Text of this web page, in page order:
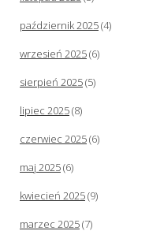
październik 2025(4)
wrzesień 2025(6)
sierpień 2025(5)
lipiec 2025(8)
czerwiec 2025(6)
maj 2025(6)
kwiecień 2025(9)
marzec 2025(7)